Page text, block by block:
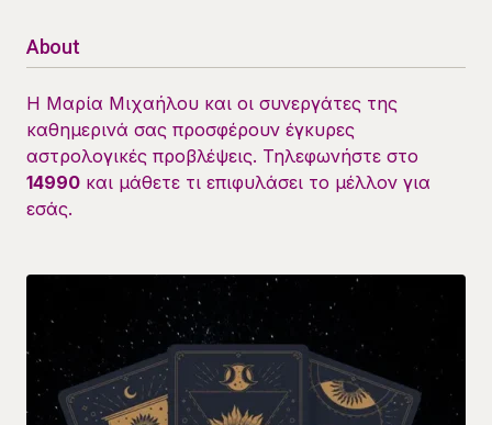
About
Η Μαρία Μιχαήλου και οι συνεργάτες της
καθημερινά σας προσφέρουν έγκυρες
αστρολογικές προβλέψεις. Τηλεφωνήστε στο
14990 και μάθετε τι επιφυλάσει το μέλλον για
εσάς.